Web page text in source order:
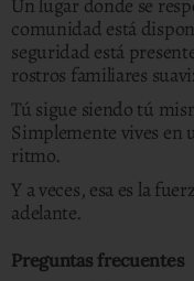
Un lugar donde se
comunidad está
seguridad está
rostros familiares
Tú sigue siendo tú
Simplemente vives en
ritmo.
Y a veces, esa es la
adelante.
Preguntas frecuentes